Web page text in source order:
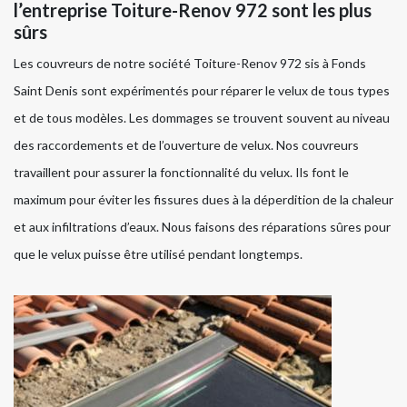
l’entreprise Toiture-Renov 972 sont les plus
sûrs
Les couvreurs de notre société Toiture-Renov 972 sis à Fonds
Saint Denis sont expérimentés pour réparer le velux de tous types
et de tous modèles. Les dommages se trouvent souvent au niveau
des raccordements et de l’ouverture de velux. Nos couvreurs
travaillent pour assurer la fonctionnalité du velux. Ils font le
maximum pour éviter les fissures dues à la déperdition de la chaleur
et aux infiltrations d’eaux. Nous faisons des réparations sûres pour
que le velux puisse être utilisé pendant longtemps.